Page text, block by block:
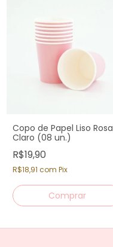
Copo de Papel Liso Rosa
Claro (08 un.)
R$19,90
R$18,91 com Pix